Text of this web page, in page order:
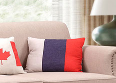
施工工艺
施工现场